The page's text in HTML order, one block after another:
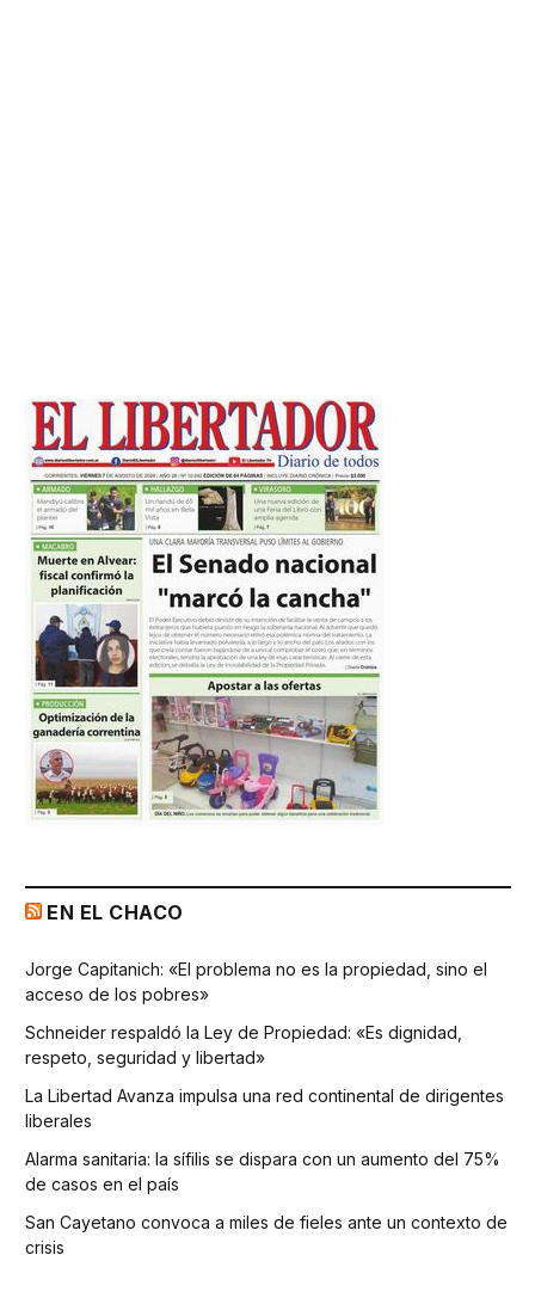
EN EL CHACO
Jorge Capitanich: «El problema no es la propiedad, sino el
acceso de los pobres»
Schneider respaldó la Ley de Propiedad: «Es dignidad,
respeto, seguridad y libertad»
La Libertad Avanza impulsa una red continental de dirigentes
liberales
Alarma sanitaria: la sífilis se dispara con un aumento del 75%
de casos en el país
San Cayetano convoca a miles de fieles ante un contexto de
crisis